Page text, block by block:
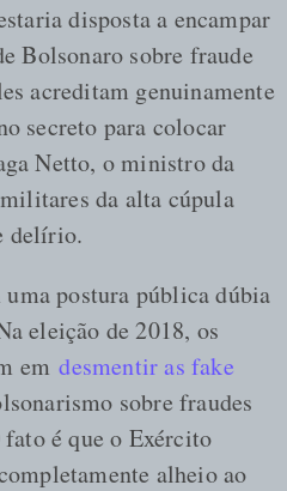
disposta a encampar
Bolsonaro sobre fraude
acreditam genuinamente
secreto para colocar
Netto, o ministro da
da alta cúpula
delírio.
postura pública dúbia
eleição de 2018, os
emdesmentir as fake
sobre fraudes
é que o Exército
alheio ao